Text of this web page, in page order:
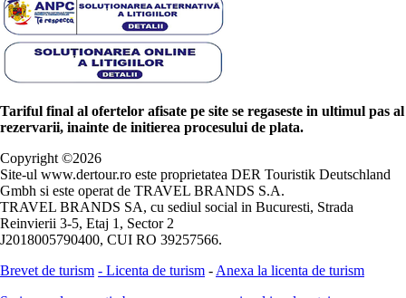
Tariful final al ofertelor afisate pe site se regaseste in ultimul pas al
rezervarii, inainte de initierea procesului de plata.
Copyright ©2026
Site-ul www.dertour.ro este proprietatea DER Touristik Deutschland
Gmbh si este operat de TRAVEL BRANDS S.A.
TRAVEL BRANDS SA, cu sediul social in Bucuresti, Strada
Reinvierii 3-5, Etaj 1, Sector 2
J2018005790400, CUI RO 39257566.
Brevet de turism - Licenta de turism - Anexa la licenta de turism